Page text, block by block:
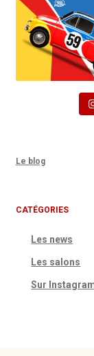
Le blog
CATÉGORIES
Les news
Les salons
Sur